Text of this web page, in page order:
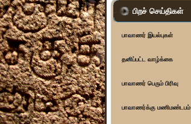
பிறச் செய்திகள்
பாவாணர் இயல்புகள்
தனிப்பட்ட வாழ்க்கை
பாவாணர் பெரும் பிரிவு
பாவாணர்க்கு மணிமண்டபம்